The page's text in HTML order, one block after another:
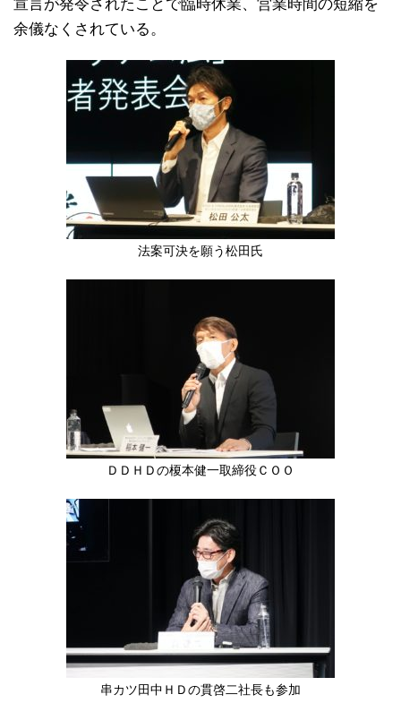
宣言が発令されたことで臨時休業、営業時間の短縮を
余儀なくされている。
法案可決を願う松田氏
ＤＤＨＤの榎本健一取締役ＣＯＯ
串カツ田中ＨＤの貫啓二社長も参加